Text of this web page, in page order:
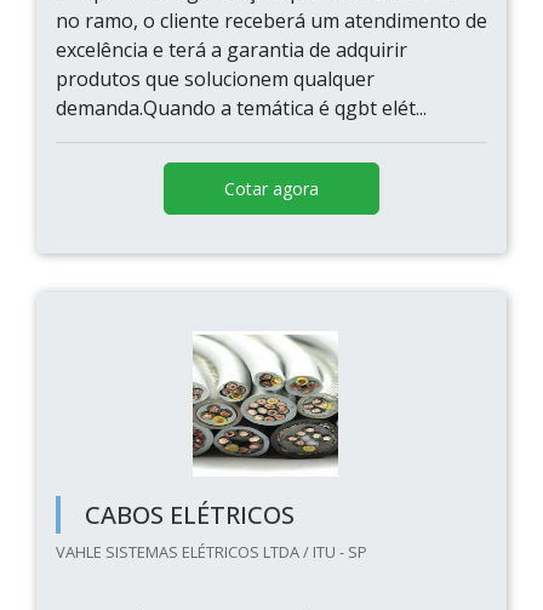
no ramo, o cliente receberá um atendimento de
excelência e terá a garantia de adquirir
produtos que solucionem qualquer
demanda.Quando a temática é qgbt elét...
Cotar agora
CABOS ELÉTRICOS
VAHLE SISTEMAS ELÉTRICOS LTDA / ITU - SP